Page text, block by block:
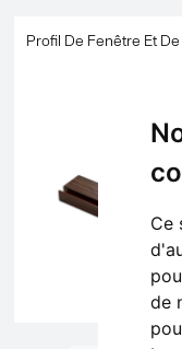
Ce
de
Profil De Fenêtre Et